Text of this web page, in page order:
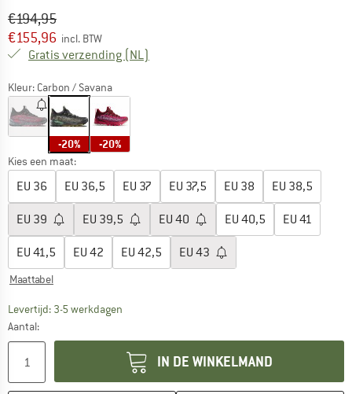
Oorspronkelijke prijs :
€194,95
Prijs:
€155,96 incl. BTW
Gratis verzending (NL)
Kleur: Carbon / Savana
-20% -20%
Kies een maat:
EU 36 EU 36,5 EU 37 EU 37,5 EU 38 EU 38,5
EU 39 EU 39,5 EU 40 EU 40,5 EU 41
EU 41,5 EU 42 EU 42,5 EU 43
Maattabel
Levertijd: 3-5 werkdagen
Aantal:
IN DE WINKELMAND